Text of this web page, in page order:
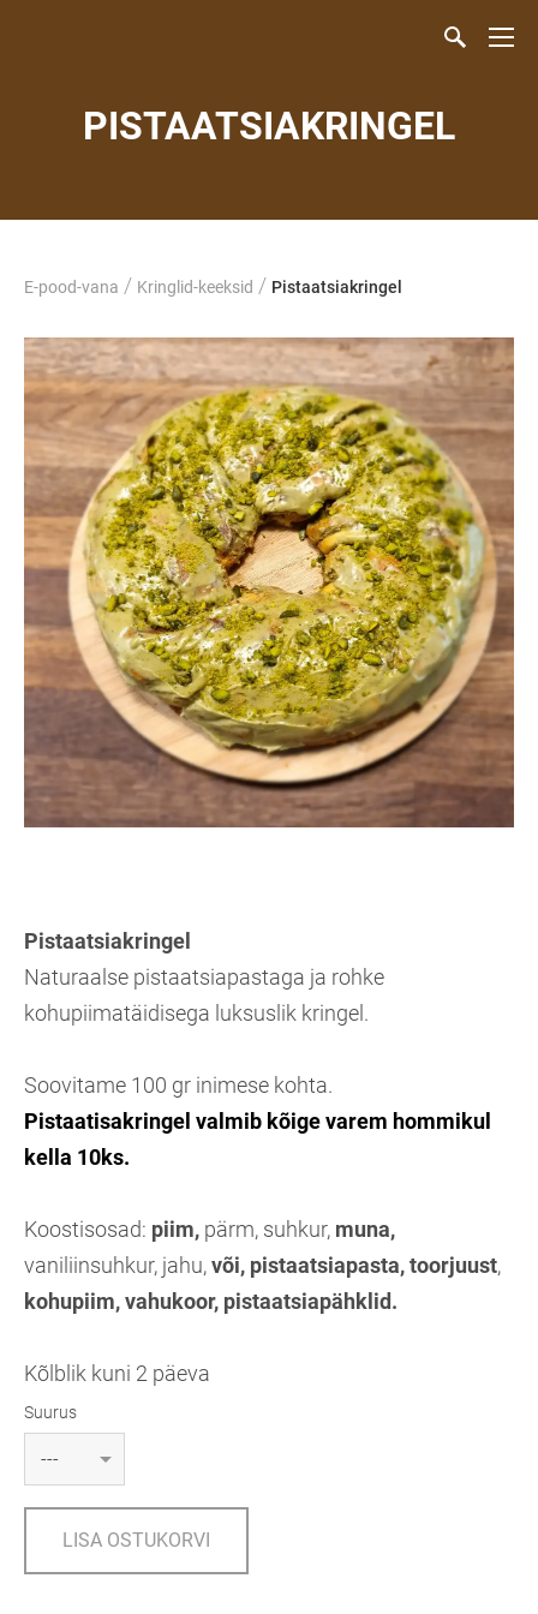
PISTAATSIAKRINGEL
E-pood-vana / Kringlid-keeksid / Pistaatsiakringel
Pistaatsiakringel
Naturaalse pistaatsiapastaga ja rohke
kohupiimatäidisega luksuslik kringel.
Soovitame 100 gr inimese kohta.
Pistaatisakringel valmib kõige varem hommikul
kella 10ks.
Koostisosad: piim, pärm, suhkur, muna,
vaniliinsuhkur, jahu,või, pistaatsiapasta,toorjuust,
kohupiim, vahukoor, pistaatsiapähklid.
Kõlblik kuni 2 päeva
Suurus
LISA OSTUKORVI